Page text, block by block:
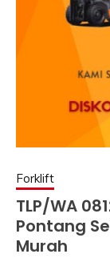
Forklift
TLP/WA
Pontang
Murah